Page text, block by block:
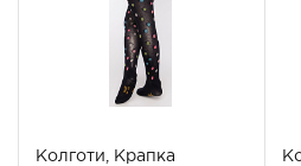
Колготи, Крапка